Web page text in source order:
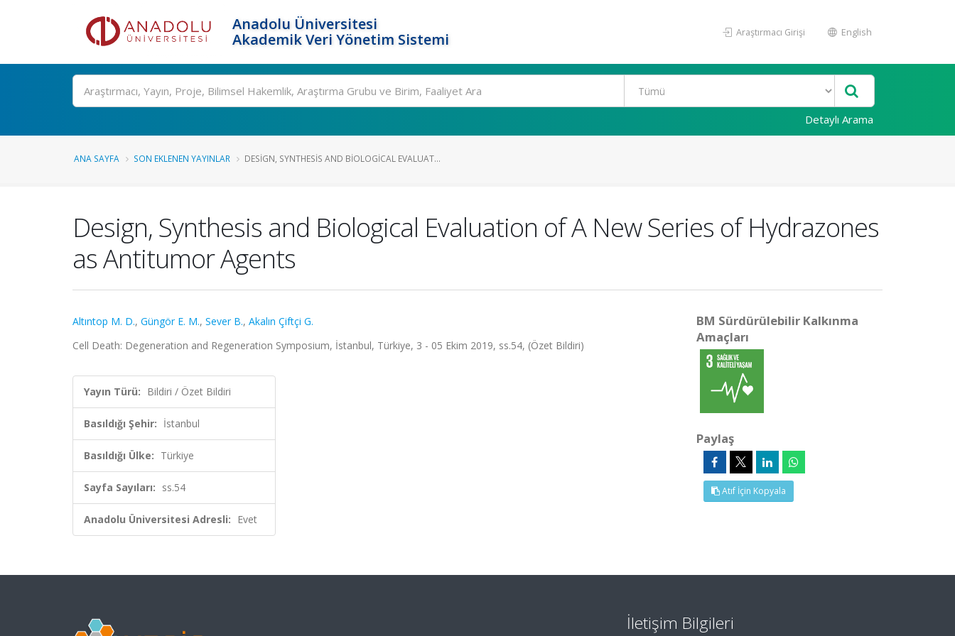
Anadolu Üniversitesi
Akademik Veri Yönetim Sistemi
Araştırmacı Girişi English
Ara
Detaylı Arama
ANA SAYFA SON EKLENEN YAYINLAR DESIGN, SYNTHESIS AND BIOLOGICAL EVALUAT...
Design, Synthesis and Biological Evaluation of A New Series of Hydrazones
as Antitumor Agents
Altıntop M. D., Güngör E. M., Sever B., Akalın Çiftçi G.
Cell Death: Degeneration and Regeneration Symposium, İstanbul, Türkiye, 3 - 05 Ekim 2019, ss.54, (Özet Bildiri)
Yayın Türü: Bildiri / Özet Bildiri
Basıldığı Şehir: İstanbul
Basıldığı Ülke: Türkiye
Sayfa Sayıları: ss.54
Anadolu Üniversitesi Adresli: Evet
BM Sürdürülebilir Kalkınma
Amaçları
Paylaş
Atıf İçin Kopyala
İletişim Bilgileri